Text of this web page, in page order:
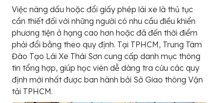
Việc nâng dấu hoặc đổi giấy phép lái xe là thủ tục
cần thiết đối với những người có nhu cầu điều khiển
phương tiện ở hạng cao hơn hoặc đã đến thời điểm
phải đổi bằng theo quy định. Tại TPHCM, Trung Tâm
Đào Tạo Lái Xe Thái Sơn cung cấp danh mục thông
tin tổng hợp, giúp học viên dễ dàng tra cứu các quy
định mới nhất được ban hành bởi Sở Giao thông Vận
tải TPHCM.